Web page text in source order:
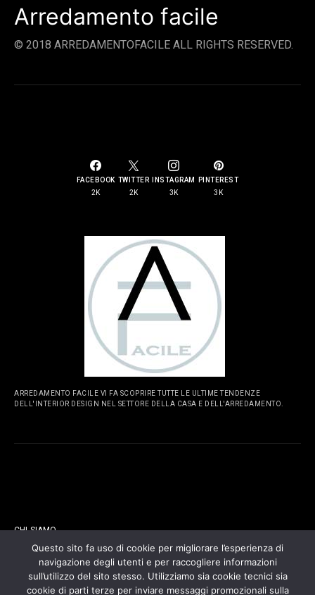
Arredamento facile
© 2018 ARREDAMENTOFACILE ALL RIGHTS RESERVED.
FACEBOOK
2K
TWITTER
2K
INSTAGRAM
3K
PINTEREST
3K
ARREDAMENTO FACILE VI FA SCOPRIRE TUTTE LE ULTIME TENDENZE
DELL'INTERIOR DESIGN NEL SETTORE DELLA CASA E DELL'ARREDAMENTO.
CHI SIAMO
CONTATTI
Questo sito fa uso di cookie per migliorare l’esperienza di
navigazione degli utenti e per raccogliere informazioni
sull’utilizzo del sito stesso. Utilizziamo sia cookie tecnici sia
cookie di parti terze per inviare messaggi promozionali sulla